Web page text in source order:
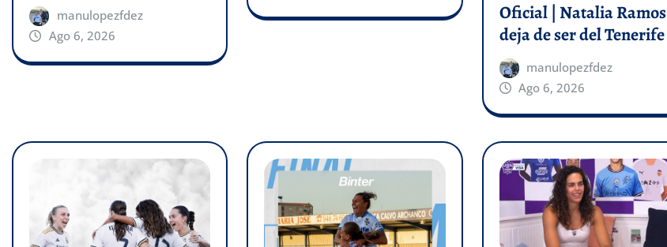
manulopezfdez
Ago 6, 2026
Oficial | Natalia Ramos
deja de ser del Tenerife
manulopezfdez
Ago 6, 2026